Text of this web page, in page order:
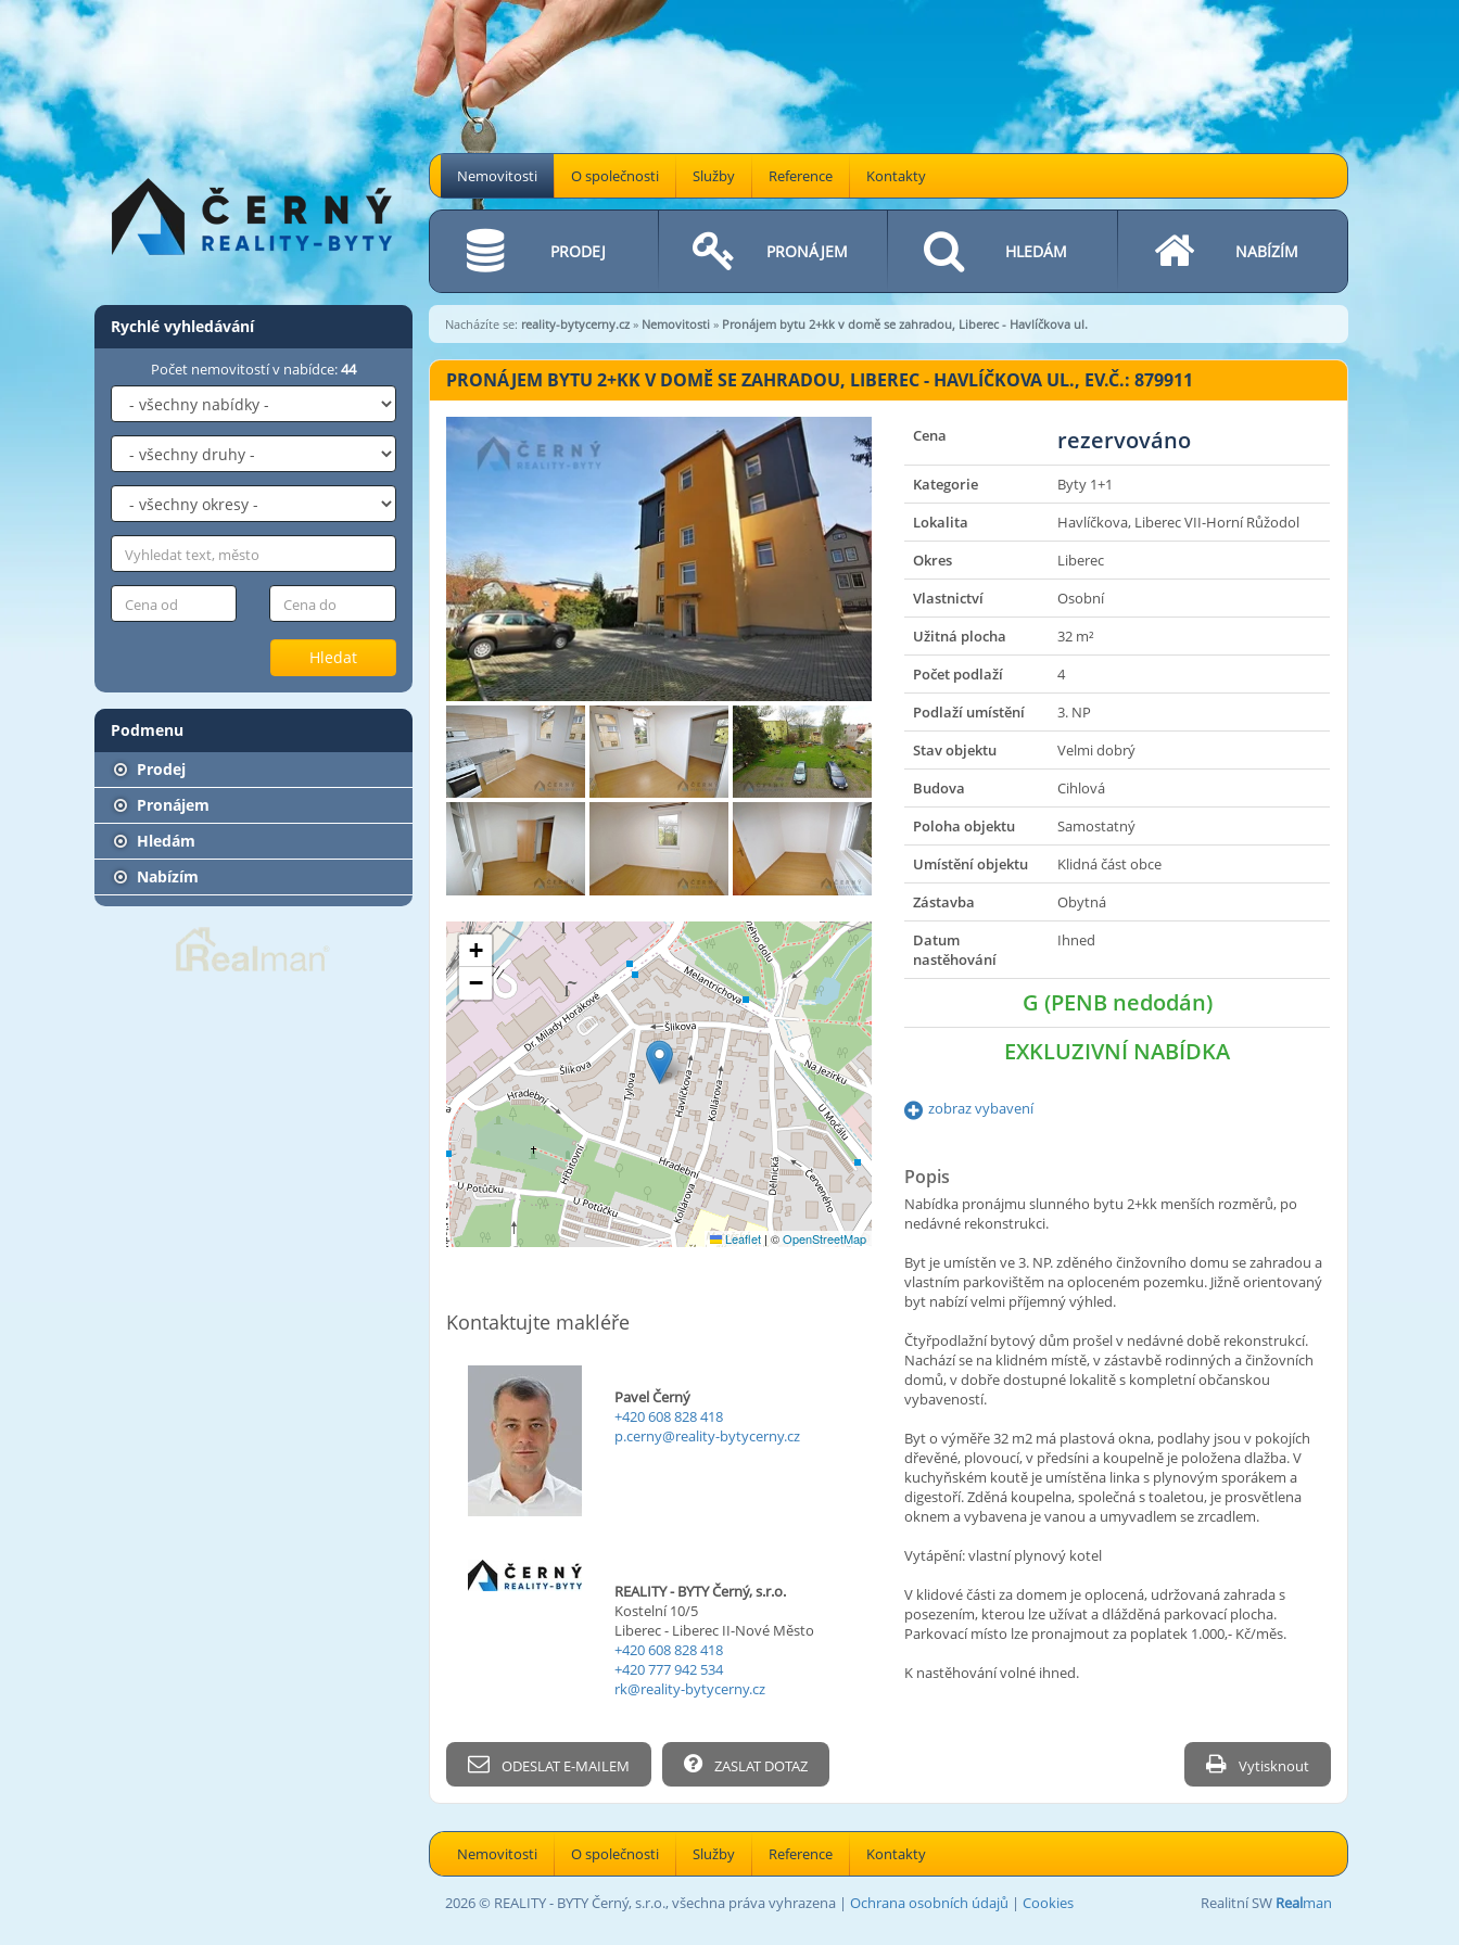
Nemovitosti O společnosti Služby Reference Kontakty
PRODEJ PRONÁJEM HLEDÁM NABÍZÍM
Rychlé vyhledávání
Počet nemovitostí v nabídce:44
Hledat
Podmenu
Prodej
Pronájem
Hledám
Nabízím
Nacházíte se: reality-bytycerny.cz » Nemovitosti » Pronájem bytu 2+kk v domě se zahradou, Liberec - Havlíčkova ul.
PRONÁJEM BYTU 2+KK V DOMĚ SE ZAHRADOU, LIBEREC - HAVLÍČKOVA UL., EV.Č.: 879911
+
−
Leaflet | ©OpenStreetMap
Kontaktujte makléře
Pavel Černý
+420 608 828 418
p.cerny@reality-bytycerny.cz
REALITY - BYTY Černý, s.r.o.
Kostelní 10/5
Liberec - Liberec II-Nové Město
+420 608 828 418
+420 777 942 534
rk@reality-bytycerny.cz
Cena rezervováno
Kategorie
Byty 1+1
Lokalita
Havlíčkova, Liberec VII-Horní Růžodol
Okres
Liberec
Vlastnictví
Osobní
Užitná plocha
32 m²
Počet podlaží
4
Podlaží umístění
3. NP
Stav objektu
Velmi dobrý
Budova
Cihlová
Poloha objektu
Samostatný
Umístění objektu
Klidná část obce
Zástavba
Obytná
Datum
nastěhování
Ihned
G (PENB nedodán)
EXKLUZIVNÍ NABÍDKA
zobraz vybavení
Popis
Nabídka pronájmu slunného bytu 2+kk menších rozměrů, po
nedávné rekonstrukci.
Byt je umístěn ve 3. NP. zděného činžovního domu se zahradou a
vlastním parkovištěm na oploceném pozemku. Jižně orientovaný
byt nabízí velmi příjemný výhled.
Čtyřpodlažní bytový dům prošel v nedávné době rekonstrukcí.
Nachází se na klidném místě, v zástavbě rodinných a činžovních
domů, v dobře dostupné lokalitě s kompletní občanskou
vybaveností.
Byt o výměře 32 m2 má plastová okna, podlahy jsou v pokojích
dřevěné, plovoucí, v předsíni a koupelně je položena dlažba. V
kuchyňském koutě je umístěna linka s plynovým sporákem a
digestoří. Zděná koupelna, společná s toaletou, je prosvětlena
oknem a vybavena je vanou a umyvadlem se zrcadlem.
Vytápění: vlastní plynový kotel
V klidové části za domem je oplocená, udržovaná zahrada s
posezením, kterou lze užívat a dlážděná parkovací plocha.
Parkovací místo lze pronajmout za poplatek 1.000,- Kč/měs.
K nastěhování volné ihned.
ODESLAT E-MAILEM ZASLAT DOTAZ Vytisknout
Nemovitosti O společnosti Služby Reference Kontakty
2026 © REALITY - BYTY Černý, s.r.o., všechna práva vyhrazena | Ochrana osobních údajů | Cookies Realitní SW Realman